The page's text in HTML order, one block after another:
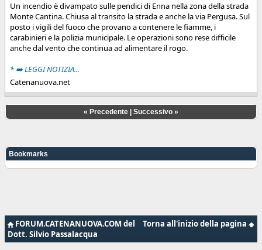
Un incendio è divampato sulle pendici di Enna nella zona della strada
Monte Cantina. Chiusa al transito la strada e anche la via Pergusa. Sul
posto i vigili del fuoco che provano a contenere le fiamme, i
carabinieri e la polizia municipale. Le operazioni sono rese difficile
anche dal vento che continua ad alimentare il rogo.
* ➡️ LEGGI NOTIZIA...
Catenanuova.net
« Precedente Successivo »
Bookmarks
Torna all'inizio della pagina
FORUM.CATENANUOVA.COM del
Dott. Silvio Passalacqua